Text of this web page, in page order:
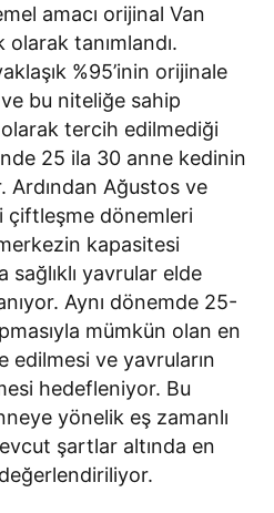
amacı orijinal Van
olarak tanımlandı.
%95’inin orijinale
bu niteliğe sahip
olarak tercih edilmediği
25 ila 30 anne kedinin
Ardından Ağustos ve
çiftleşme dönemleri
kapasitesi
yavrular elde
Aynı dönemde 25-
mümkün olan en
edilmesi ve yavruların
hedefleniyor. Bu
yönelik eş zamanlı
şartlar altında en